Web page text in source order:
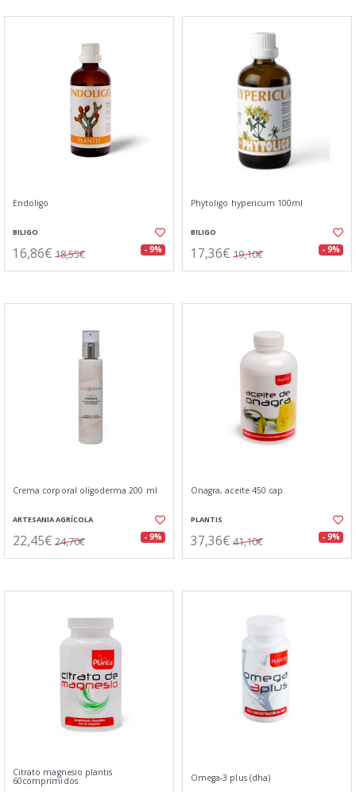
Endoligo
BILIGO
16,86€ 18,55€ - 9%
Phytoligo hypericum 100ml
BILIGO
17,36€ 19,10€ - 9%
Crema corporal oligoderma 200 ml
ARTESANIA AGRÍCOLA
22,45€ 24,70€ - 9%
Onagra, aceite 450 cap
PLANTIS
37,36€ 41,10€ - 9%
Citrato magnesio plantis
60comprimidos Omega-3 plus (dha)